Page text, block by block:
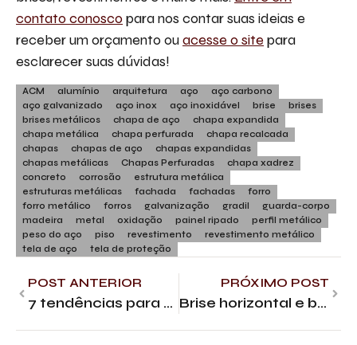
contato conoscopara nos contar suas ideias e
receber um orçamento ouacesse o site para
esclarecer suas dúvidas!
ACM alumínio arquitetura aço
aço carbono
aço galvanizado
aço inox aço inoxidável brise
brises
brises metálicos
chapa de aço
chapa expandida
chapa metálica
chapa perfurada
chapa recalcada
chapas
chapas de aço
chapas expandidas
chapas metálicas
Chapas Perfuradas
chapa xadrez
concreto
corrosão
estrutura metálica
estruturas metálicas
fachada fachadas
forro
forro metálico
forros galvanização gradil
guarda-corpo
madeira
metal oxidação painel ripado
perfil metálico
peso do aço
piso revestimento
revestimento metálico
tela de aço
tela de proteção
POST ANTERIOR
7 tendências para a fachada de casas em 2026
PRÓXIMO POST
Brise horizontal e brise vertical: quando usar cada tipo?